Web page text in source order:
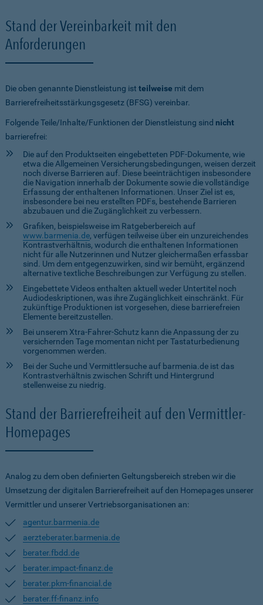
Stand der Vereinbarkeit mit den
Anforderungen
Die oben genannte Dienstleistung ist teilweise mit dem
Barrierefreiheitsstärkungsgesetz (BFSG) vereinbar.
Folgende Teile/Inhalte/Funktionen der Dienstleistung sind nicht
barrierefrei:
Die auf den Produktseiten eingebetteten PDF-Dokumente, wie
etwa die Allgemeinen Versicherungsbedingungen, weisen derzeit
noch diverse Barrieren auf. Diese beeinträchtigen insbesondere
die Navigation innerhalb der Dokumente sowie die vollständige
Erfassung der enthaltenen Informationen. Unser Ziel ist es,
insbesondere bei neu erstellten PDFs, bestehende Barrieren
abzubauen und die Zugänglichkeit zu verbessern.
Grafiken, beispielsweise im Ratgeberbereich auf
www.barmenia.de, verfügen teilweise über ein unzureichendes
Kontrastverhältnis, wodurch die enthaltenen Informationen
nicht für alle Nutzerinnen und Nutzer gleichermaßen erfassbar
sind. Um dem entgegenzuwirken, sind wir bemüht, ergänzend
alternative textliche Beschreibungen zur Verfügung zu stellen.
Eingebettete Videos enthalten aktuell weder Untertitel noch
Audiodeskriptionen, was ihre Zugänglichkeit einschränkt. Für
zukünftige Produktionen ist vorgesehen, diese barrierefreien
Elemente bereitzustellen.
Bei unserem Xtra-Fahrer-Schutz kann die Anpassung der zu
versichernden Tage momentan nicht per Tastaturbedienung
vorgenommen werden.
Bei der Suche und Vermittlersuche auf barmenia.de ist das
Kontrastverhältnis zwischen Schrift und Hintergrund
stellenweise zu niedrig.
Stand der Barrierefreiheit auf den Vermittler-
Homepages
Analog zu dem oben definierten Geltungsbereich streben wir die
Umsetzung der digitalen Barrierefreiheit auf den Homepages unserer
Vermittler und unserer Vertriebsorganisationen an:
agentur.barmenia.de
aerzteberater.barmenia.de
berater.fbdd.de
berater.impact-finanz.de
berater.pkm-financial.de
berater.ff-finanz.info